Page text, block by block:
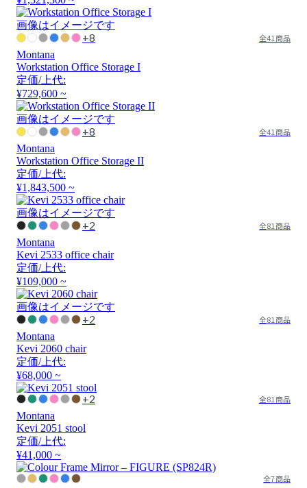
画像はイメージです
+8 全41商品
Montana
Workstation Office Storage I
定価/上代:
¥729,600 ~
画像はイメージです
+8 全41商品
Montana
Workstation Office Storage II
定価/上代:
¥1,843,500 ~
画像はイメージです
+2 全81商品
Montana
Kevi 2533 office chair
定価/上代:
¥109,000 ~
画像はイメージです
+2 全81商品
Montana
Kevi 2060 chair
定価/上代:
¥68,000 ~
+2 全81商品
Montana
Kevi 2051 stool
定価/上代:
¥41,000 ~
全7商品